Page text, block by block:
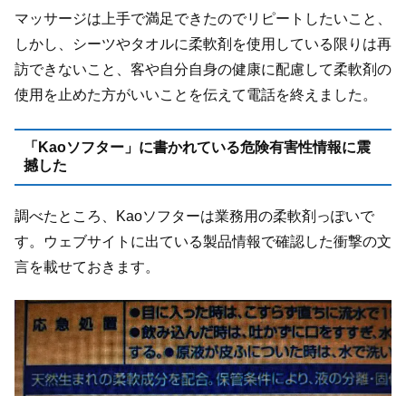
マッサージは上手で満足できたのでリピートしたいこと、
しかし、シーツやタオルに柔軟剤を使用している限りは再
訪できないこと、客や自分自身の健康に配慮して柔軟剤の
使用を止めた方がいいことを伝えて電話を終えました。
「Kaoソフター」に書かれている危険有害性情報に震
撼した
調べたところ、Kaoソフターは業務用の柔軟剤っぽいで
す。ウェブサイトに出ている製品情報で確認した衝撃の文
言を載せておきます。